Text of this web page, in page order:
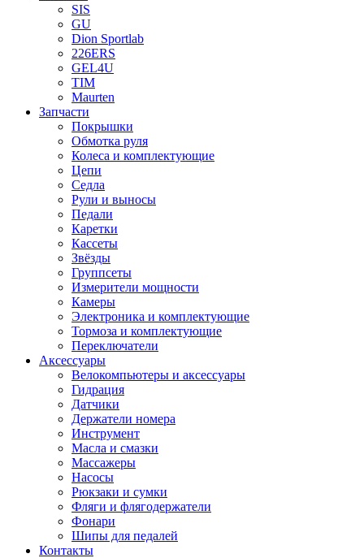
SIS
GU
Dion Sportlab
226ERS
GEL4U
TIM
Maurten
Запчасти
Покрышки
Обмотка руля
Колеса и комплектующие
Цепи
Седла
Рули и выносы
Педали
Каретки
Кассеты
Звёзды
Группсеты
Измерители мощности
Камеры
Электроника и комплектующие
Тормоза и комплектующие
Переключатели
Аксессуары
Велокомпьютеры и аксессуары
Гидрация
Датчики
Держатели номера
Инструмент
Масла и смазки
Массажеры
Насосы
Рюкзаки и сумки
Фляги и флягодержатели
Фонари
Шипы для педалей
Контакты